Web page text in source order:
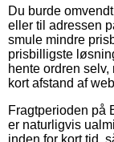
Du burde
eller til adressen
smule mindre
prisbilligste
hente ordren
kort afstand af
Fragtperioden på
er naturligvis
inden for kort tid,